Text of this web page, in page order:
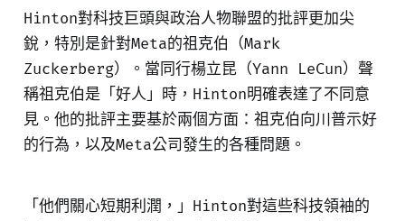
Hinton對科技巨頭與政治人物聯盟的批評更加尖
銳，特別是針對Meta的祖克伯（Mark
Zuckerberg）。當同行楊立昆（Yann LeCun）聲
稱祖克伯是「好人」時，Hinton明確表達了不同意
見。他的批評主要基於兩個方面：祖克伯向川普示好
的行為，以及Meta公司發生的各種問題。
「他們關心短期利潤，」Hinton對這些科技領袖的